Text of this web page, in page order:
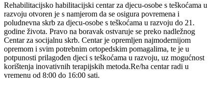
Rehabilitacijsko habilitacijski centar za djecu-osobe s teškoćama u
razvoju otvoren je s namjerom da se osigura povremena i
poludnevna skrb za djecu-osobe s teškoćama u razvoju do 21.
godine života. Pravo na boravak ostvaruje se preko nadležnog
Centar za socijalnu skrb. Centar je opremljen najmodernijom
opremom i svim potrebnim ortopedskim pomagalima, te je u
potpunosti prilagođen djeci s teškoćama u razvoju, uz mogućnost
korištenja inovativnih terapijskih metoda.Re/ha centar radi u
vremenu od 8:00 do 16:00 sati.